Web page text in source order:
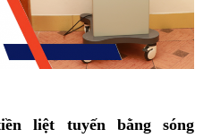
liệt tuyến bằng sóng